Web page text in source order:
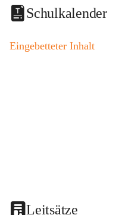
t
a
o
Schulkalender
Eingebetteter Inhalt
Leitsätze